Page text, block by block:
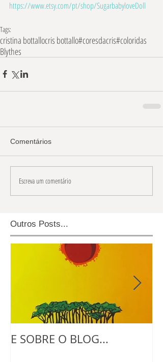
https://www.etsy.com/pt/shop/SugarbabyloveDoll
Tags:
cristina bottallocris bottallo#coresdacris#coloridas
Blythes
Comentários
Escreva um comentário
Outros Posts...
E SOBRE O BLOG...